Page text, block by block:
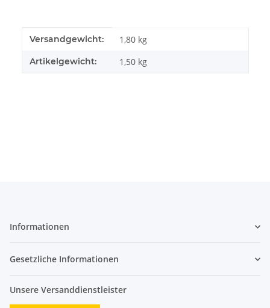
Produkteigenschaft
Wert
Versandgewicht: 1,80 kg
Artikelgewicht: 1,50 kg
Informationen
Gesetzliche Informationen
Unsere Versanddienstleister